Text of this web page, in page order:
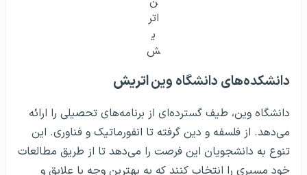
دانشگاه وین، طیف گسترده‌ای از برنامه‌های تحصیلی را ارائه
می‌دهد. از فلسفه و دین گرفته تا انفورماتیک و فناوری. این
تنوع به دانشجویان این فرصت را می‌دهد تا از طریق مطالعات
خود مسیری را انتخاب کنند که به بهترین وجه با علایق و
دانشگاه وین به ۱۵ دانشکده و ۵ مرکز تحقیقاتی در ۱۷۹ برنامه
تحصیلی در مقاطع کارشناسی، کارشناسی ارشد و دکترا تقسیم
شده است. دانشکده‌ها مسئول تحقیق و تدریس هستند، در